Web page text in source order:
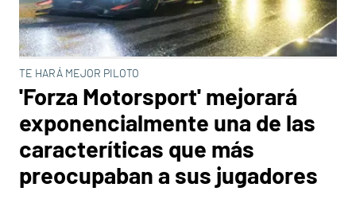
TE HARÁ MEJOR PILOTO
'Forza Motorsport' mejorará
exponencialmente una de las
caracteríticas que más
preocupaban a sus jugadores